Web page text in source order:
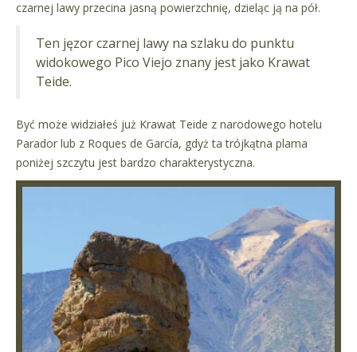
czarnej lawy przecina jasną powierzchnię, dzieląc ją na pół.
Ten jęzor czarnej lawy na szlaku do punktu
widokowego Pico Viejo znany jest jako Krawat
Teide.
Być może widziałeś już Krawat Teide z narodowego hotelu
Parador lub z Roques de García, gdyż ta trójkątna plama
poniżej szczytu jest bardzo charakterystyczna.